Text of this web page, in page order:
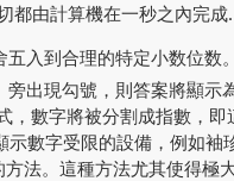
都由計算機在一秒之內完成.
入到合理的特定小数位数。
出現勾號，則答案將顯示
，數字將被分割成指數，
示數字受限的設備，例如
方法。這種方法尤其使得極